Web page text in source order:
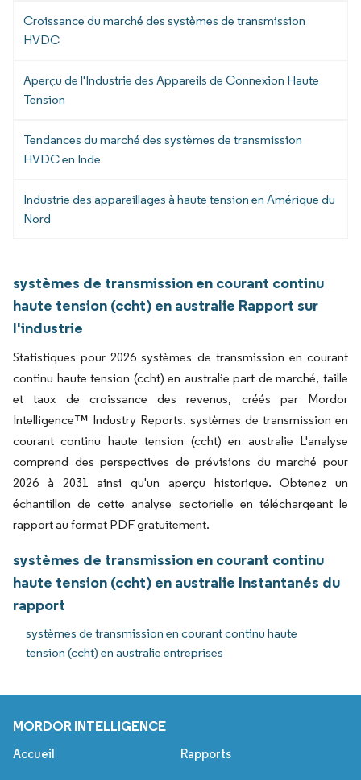
Croissance du marché des systèmes de transmission
HVDC
Aperçu de l'Industrie des Appareils de Connexion Haute
Tension
Tendances du marché des systèmes de transmission
HVDC en Inde
Industrie des appareillages à haute tension en Amérique du
Nord
systèmes de transmission en courant continu
haute tension (ccht) en australie Rapport sur
l'industrie
Statistiques pour 2026 systèmes de transmission en courant
continu haute tension (ccht) en australie part de marché, taille
et taux de croissance des revenus, créés par Mordor
Intelligence™ Industry Reports. systèmes de transmission en
courant continu haute tension (ccht) en australie L'analyse
comprend des perspectives de prévisions du marché pour
2026 à 2031 ainsi qu'un aperçu historique. Obtenez un
échantillon de cette analyse sectorielle en téléchargeant le
rapport au format PDF gratuitement.
systèmes de transmission en courant continu
haute tension (ccht) en australie Instantanés du
rapport
systèmes de transmission en courant continu haute
tension (ccht) en australie entreprises
MORDOR INTELLIGENCE
Accueil Rapports